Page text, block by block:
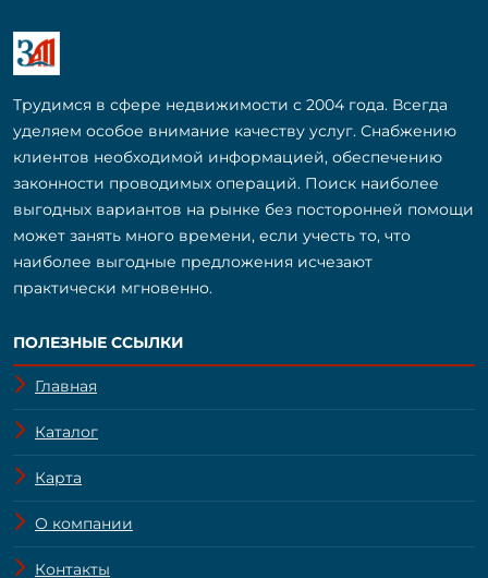
Трудимся в сфере недвижимости с 2004 года. Всегда
уделяем особое внимание качеству услуг. Снабжению
клиентов необходимой информацией, обеспечению
законности проводимых операций. Поиск наиболее
выгодных вариантов на рынке без посторонней помощи
может занять много времени, если учесть то, что
наиболее выгодные предложения исчезают
практически мгновенно.
ПОЛЕЗНЫЕ ССЫЛКИ
Главная
Каталог
Карта
О компании
Контакты